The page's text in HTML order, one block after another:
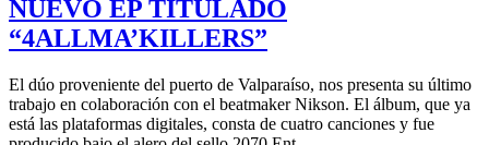
NUEVO EP TITULADO
“4ALLMA’KILLERS”
El dúo proveniente del puerto de Valparaíso, nos presenta su último
trabajo en colaboración con el beatmaker Nikson. El álbum, que ya
está las plataformas digitales, consta de cuatro canciones y fue